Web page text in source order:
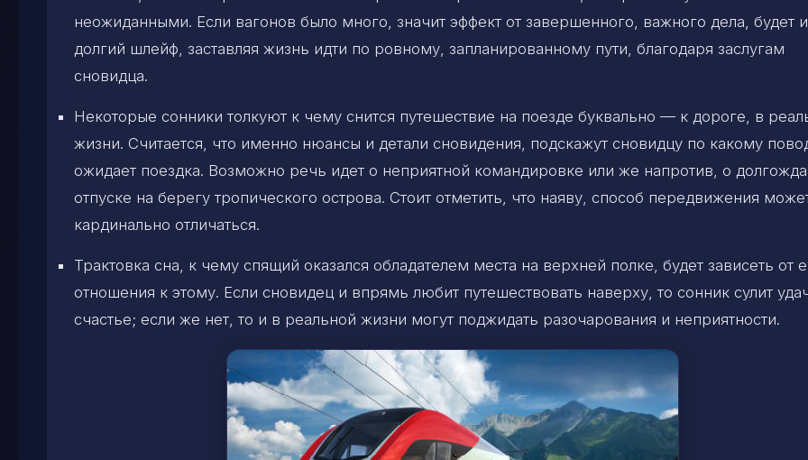
неожиданными. Если вагонов было много, значит эффект от завершенного, важного дела, будет
долгий шлейф, заставляя жизнь идти по ровному, запланированному пути, благодаря заслугам
сновидца.
Некоторые сонники толкуют к чему снится путешествие на поезде буквально — к дороге, в
жизни. Считается, что именно нюансы и детали сновидения, подскажут сновидцу по какому
ожидает поездка. Возможно речь идет о неприятной командировке или же напротив, о
отпуске на берегу тропического острова. Стоит отметить, что наяву, способ передвижения
кардинально отличаться.
Трактовка сна, к чему спящий оказался обладателем места на верхней полке, будет зависеть от
отношения к этому. Если сновидец и впрямь любит путешествовать наверху, то сонник сулит
счастье; если же нет, то и в реальной жизни могут поджидать разочарования и неприятности.